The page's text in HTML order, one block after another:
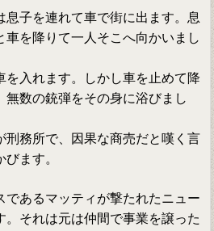
息子を連れて車で街に出ます。息
車を降りて一人そこへ向かいまし
を入れます。しかし車を止めて降
無数の銃弾をその身に浴びまし
刑務所で、因果な商売だと嘆く言
ます。
であるマッティが撃たれたニュー
。それは元は仲間で事業を譲った